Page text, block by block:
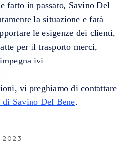
fatto in passato, Savino Del
la situazione e farà
le esigenze dei clienti,
per il trasporto merci,
vi preghiamo di contattare
Savino Del Bene.
2023